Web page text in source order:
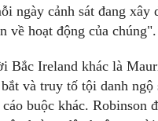
ngày cảnh sát đang xây
về hoạt động của chúng".
Bắc Ireland khác là
và truy tố tội danh ngộ
buộc khác. Robinson